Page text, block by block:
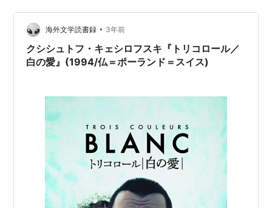
海外文学読書録 • 3年前
クシシュトフ・キェシロフスキ『トリコロール／
白の愛』(1994/仏＝ポーランド＝スイス)